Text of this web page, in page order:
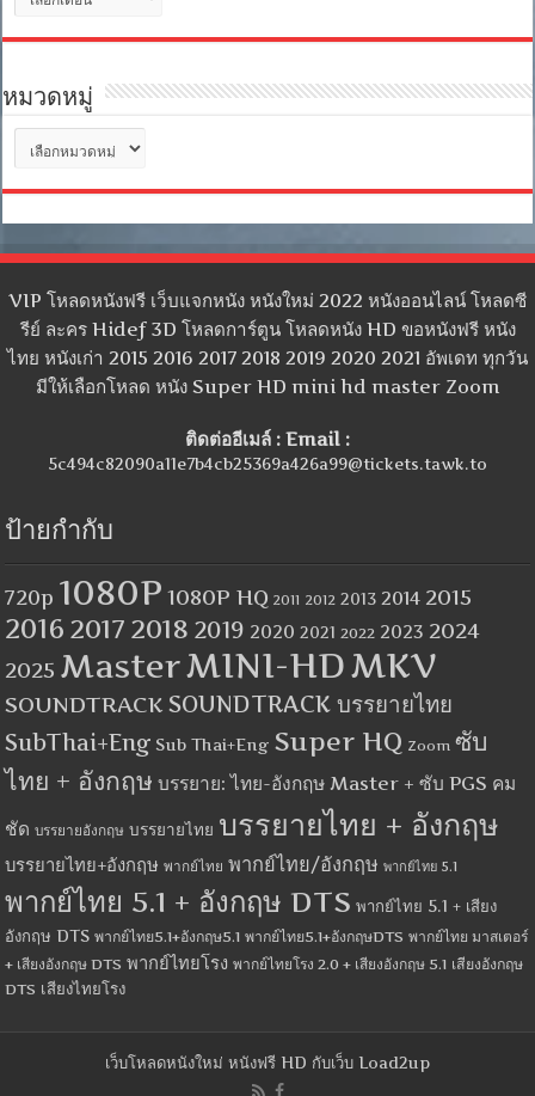
เก็บ
หมวดหมู่
หมู่
VIP โหลดหนังฟรี เว็บแจกหนัง หนังใหม่ 2022 หนังออนไลน์ โหลดซี
รีย์ ละคร Hidef 3D โหลดการ์ตูน โหลดหนัง HD ขอหนังฟรี หนัง
ไทย หนังเก่า 2015 2016 2017 2018 2019 2020 2021 อัพเดท ทุกวัน
มีให้เลือกโหลด หนัง Super HD mini hd master Zoom
ติดต่ออีเมล์ : Email :
5c494c82090a11e7b4cb25369a426a99@tickets.tawk.to
ป้ายกำกับ
720p 1080P 1080P HQ 2011 2012 2013 2014 2015
2016 2017 2018 2019 2020 2021 2022 2023 2024
2025 MasterMINI-HDMKV
SOUNDTRACK SOUNDTRACK บรรยายไทย
SubThai+Eng Sub Thai+Eng Super HQ Zoom ซับ
ไทย + อังกฤษ บรรยาย: ไทย-อังกฤษ Master + ซับ PGS คม
ชัด บรรยายอังกฤษ บรรยายไทย บรรยายไทย + อังกฤษ
บรรยายไทย+อังกฤษ พากย์ไทย พากย์ไทย/อังกฤษ พากย์ไทย 5.1
พากย์ไทย 5.1 + อังกฤษ DTS พากย์ไทย 5.1 + เสียง
อังกฤษ DTS พากย์ไทย5.1+อังกฤษ5.1 พากย์ไทย5.1+อังกฤษDTS พากย์ไทย มาสเตอร์
+ เสียงอังกฤษ DTS พากย์ไทยโรง พากย์ไทยโรง 2.0 + เสียงอังกฤษ 5.1 เสียงอังกฤษ
DTS เสียงไทยโรง
เว็บโหลดหนังใหม่ หนังฟรี HD กับเว็บ Load2up